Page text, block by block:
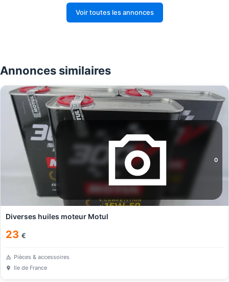
Voir toutes les annonces
Annonces similaires
0
Diverses huiles moteur Motul
23 €
Pièces & accessoires
Ile de France